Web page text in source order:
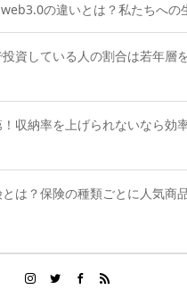
の違いとは？私たちへの
資している人の割合は若年層
収納率を上げられないなら効
は？保険の種類ごとに人気商